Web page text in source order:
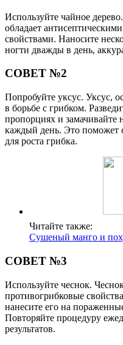
Используйте чайное
обладает
свойствами. Наносите
ногти дважды в день,
СОВЕТ №2
Попробуйте уксус. Уксус,
в борьбе с грибком.
пропорциях и замачивайте
каждый день. Это поможет
для роста грибка.
Читайте также:
Сушеный манго и
СОВЕТ №3
Используйте чеснок.
противогрибковые
нанесите его на
Повторяйте процедуру
результатов.